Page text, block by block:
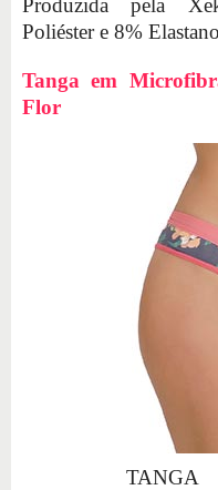
Produzida pela
Poliéster e 8%
Tanga em
Flor